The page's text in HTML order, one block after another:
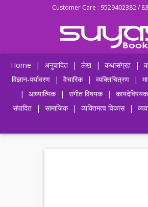
Customer Care : 9529402382 /
Home | अनुवादित | लेख | कथासंग्रह |
विज्ञान-पर्यावरण
| वैचारिक | व्यक्तिचित्रण |
|
आध्यात्मिक | संगीत विषयक | कायदेविषयक
संपादित
| सामाजिक | व्यक्तिमत्व विकास |